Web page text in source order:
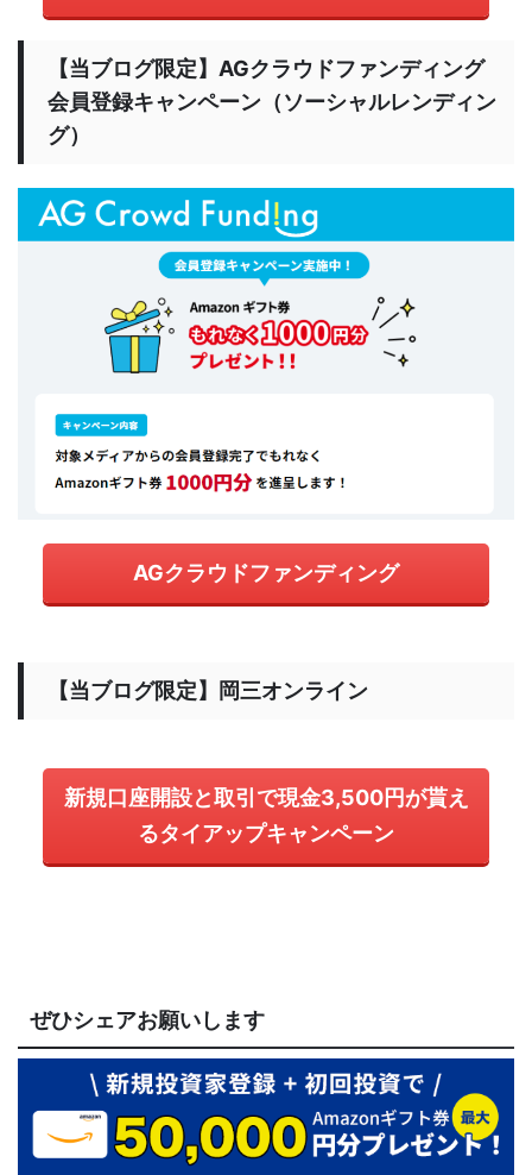
【当ブログ限定】AGクラウドファンディング
会員登録キャンペーン（ソーシャルレンディン
グ）
AGクラウドファンディング
【当ブログ限定】岡三オンライン
新規口座開設と取引で現金3,500円が貰え
るタイアップキャンペーン
ぜひシェアお願いします